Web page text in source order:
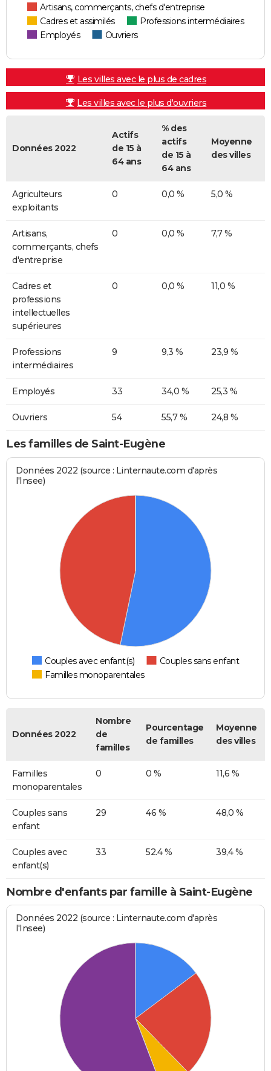
Artisans, commerçants, chefs d'entreprise
Cadres et assimilés
Professions intermédiaires
Employés
Ouvriers
Les villes avec le plus de cadres
Les villes avec le plus d'ouvriers
Données 2022
Actifs
de 15 à
64 ans
% des
actifs
de 15 à
64 ans
Moyenne
des villes
Agriculteurs
exploitants
0 0,0 % 5,0 %
Artisans,
commerçants, chefs
d'entreprise
0 0,0 % 7,7 %
Cadres et
professions
intellectuelles
supérieures
0 0,0 % 11,0 %
Professions
intermédiaires
9 9,3 % 23,9 %
Employés 33 34,0 % 25,3 %
Ouvriers 54 55,7 % 24,8 %
Les familles de Saint-Eugène
Données 2022 (source : Linternaute.com d'après
l'Insee)
Couples avec enfant(s)
Couples sans enfant
Familles monoparentales
Données 2022
Nombre
de
familles
Pourcentage
de familles
Moyenne
des villes
Familles
monoparentales
0 0 % 11,6 %
Couples sans
enfant
29 46 % 48,0 %
Couples avec
enfant(s)
33 52.4 % 39,4 %
Nombre d'enfants par famille à Saint-Eugène
Données 2022 (source : Linternaute.com d'après
l'Insee)